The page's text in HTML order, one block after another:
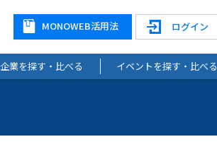
ログイン
MONOWEB活用法
企業を探す・比べる イベントを探す・比べる